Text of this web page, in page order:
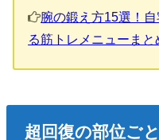
腕の鍛え方15選！
る筋トレメニューまと
超回復の部位ご